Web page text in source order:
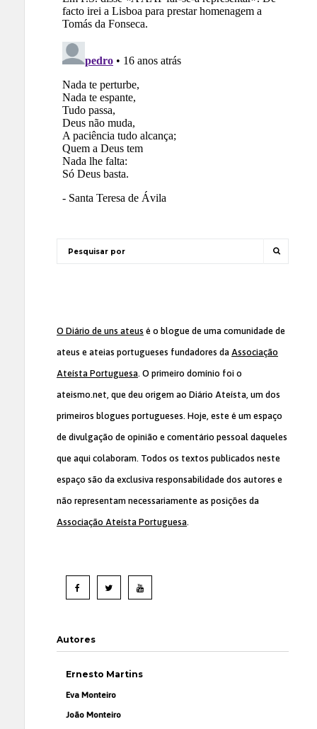
O Diário de uns ateus é o blogue de uma comunidade de
ateus e ateias portugueses fundadores da Associação
Ateísta Portuguesa. O primeiro domínio foi o
ateismo.net, que deu origem ao Diário Ateísta, um dos
primeiros blogues portugueses. Hoje, este é um espaço
de divulgação de opinião e comentário pessoal daqueles
que aqui colaboram. Todos os textos publicados neste
espaço são da exclusiva responsabilidade dos autores e
não representam necessariamente as posições da
Associação Ateísta Portuguesa.
Autores
Ernesto Martins
Eva Monteiro
João Monteiro